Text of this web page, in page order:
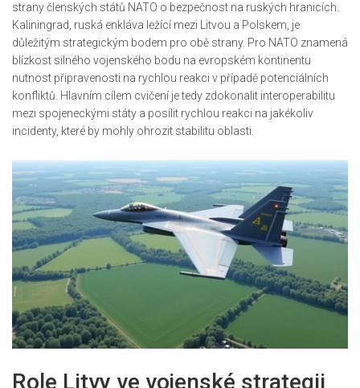
strany členských států NATO o bezpečnost na ruských hranicích.
Kaliningrad, ruská enkláva ležící mezi Litvou a Polskem, je
důležitým strategickým bodem pro obě strany. Pro NATO znamená
blízkost silného vojenského bodu na evropském kontinentu
nutnost připravenosti na rychlou reakci v případě potenciálních
konfliktů. Hlavním cílem cvičení je tedy zdokonalit interoperabilitu
mezi spojeneckými státy a posílit rychlou reakci na jakékoliv
incidenty, které by mohly ohrozit stabilitu oblasti.
Role Litvy ve vojenské strategii